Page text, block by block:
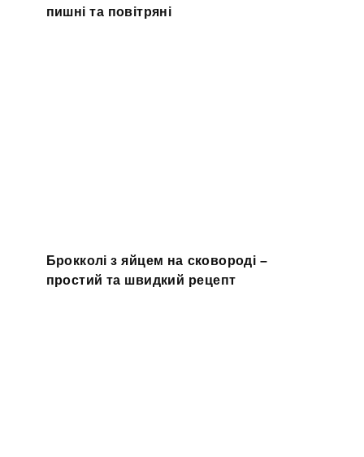
пишні та повітряні
Брокколі з яйцем на сковороді –
простий та швидкий рецепт